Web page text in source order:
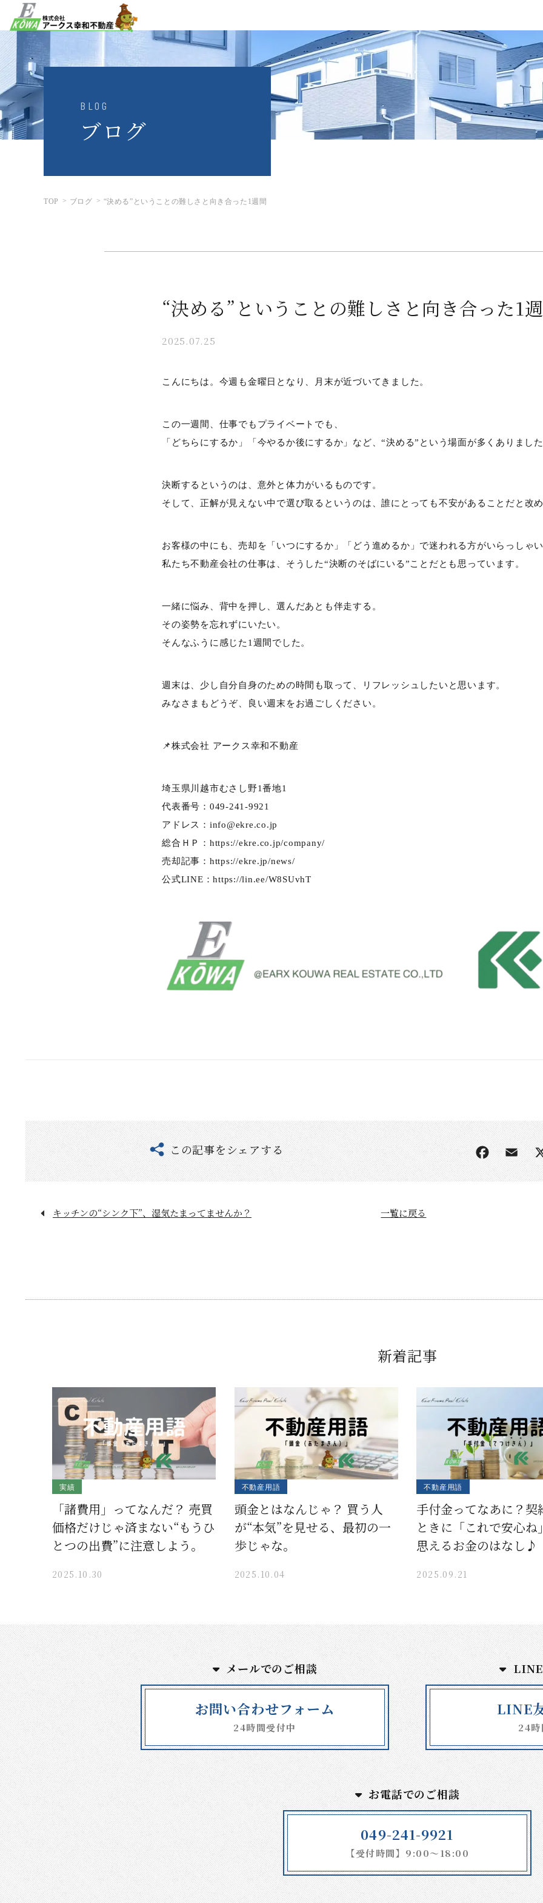
BLOG
ブログ
TOP ブログ “決める”ということの難しさと向き合った1週間
“決める”ということの難しさと向き合った1
2025.07.25
こんにちは。今週も金曜日となり、月末が近づいてきました。
この一週間、仕事でもプライベートでも、
「どちらにするか」「今やるか後にするか」など、“決める”という場面が多くありまし
決断するというのは、意外と体力がいるものです。
そして、正解が見えない中で選び取るというのは、誰にとっても不安があることだと改
お客様の中にも、売却を「いつにするか」「どう進めるか」で迷われる方がいらっしゃ
私たち不動産会社の仕事は、そうした“決断のそばにいる”ことだとも思っています。
一緒に悩み、背中を押し、選んだあとも伴走する。
その姿勢を忘れずにいたい。
そんなふうに感じた1週間でした。
週末は、少し自分自身のための時間も取って、リフレッシュしたいと思います。
みなさまもどうぞ、良い週末をお過ごしください。
📌株式会社 アークス幸和不動産
埼玉県川越市むさし野1番地1
代表番号：049-241-9921
アドレス： info@ekre.co.jp
総合ＨＰ： https://ekre.co.jp/company/
売却記事： https://ekre.jp/news/
公式LINE：https://lin.ee/W8SUvhT
この記事をシェアする
キッチンの“シンク下”、湿気たまってませんか？ 一覧に戻る
新着記事
実績
「諸費用」ってなんだ？ 売買
価格だけじゃ済まない“もうひ
とつの出費”に注意しよう。
2025.10.30
不動産用語
頭金とはなんじゃ？ 買う人
が“本気”を見せる、最初の一
歩じゃな。
2025.10.04
不動産用語
手付金ってなあに？契
ときに「これで安心ね
思えるお金のはなし♪
2025.09.21
メールでのご相談
お問い合わせフォーム
24時間受付中
LINE
24時
お電話でのご相談
049-241-9921
【受付時間】9:00～18:00